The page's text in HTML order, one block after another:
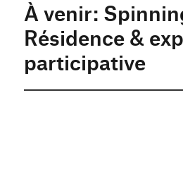
À venir:
Résidence &
participative